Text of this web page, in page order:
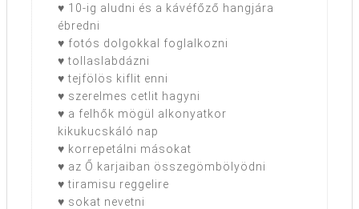
♥ 10-ig aludni és a kávéfőző hangjára
ébredni
♥ fotós dolgokkal foglalkozni
♥ tollaslabdázni
♥ tejfölös kiflit enni
♥ szerelmes cetlit hagyni
♥ a felhők mögül alkonyatkor
kikukucskáló nap
♥ korrepetálni másokat
♥ az Ő karjaiban összegömbölyödni
♥ tiramisu reggelire
♥ sokat nevetni